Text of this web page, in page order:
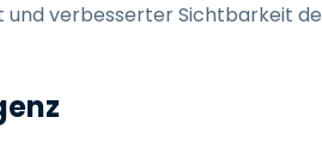
verbesserter Sichtbarkeit